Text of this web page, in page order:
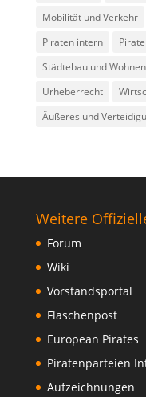
Mobilität und Verkehr
Piraten intern
Städtebau und Wohnen
Urheberrecht
Äußeres und
Weitere
Forum
Wiki
Vorstandsportal
Flaschenpost
European Pirates
Piratenparteien
Aufzeichnungen